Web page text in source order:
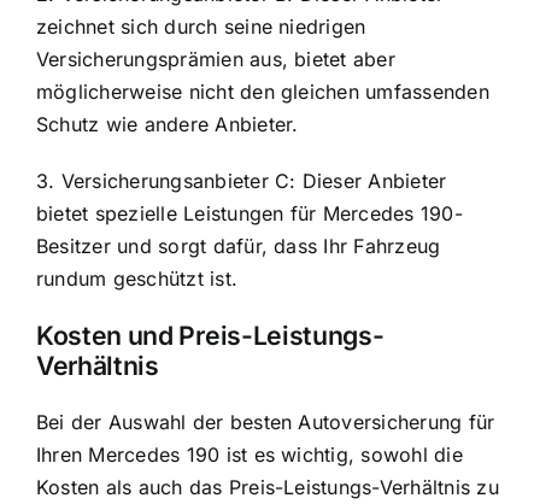
zeichnet sich durch seine niedrigen
Versicherungsprämien aus, bietet aber
möglicherweise nicht den gleichen umfassenden
Schutz wie andere Anbieter.
3. Versicherungsanbieter C: Dieser Anbieter
bietet spezielle Leistungen für Mercedes 190-
Besitzer und sorgt dafür, dass Ihr Fahrzeug
rundum geschützt ist.
Kosten und Preis-Leistungs-
Verhältnis
Bei der Auswahl der besten Autoversicherung für
Ihren Mercedes 190 ist es wichtig, sowohl die
Kosten als auch das Preis-Leistungs-Verhältnis zu